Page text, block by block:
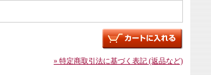
» 特定商取引法に基づく表記 (返品など)